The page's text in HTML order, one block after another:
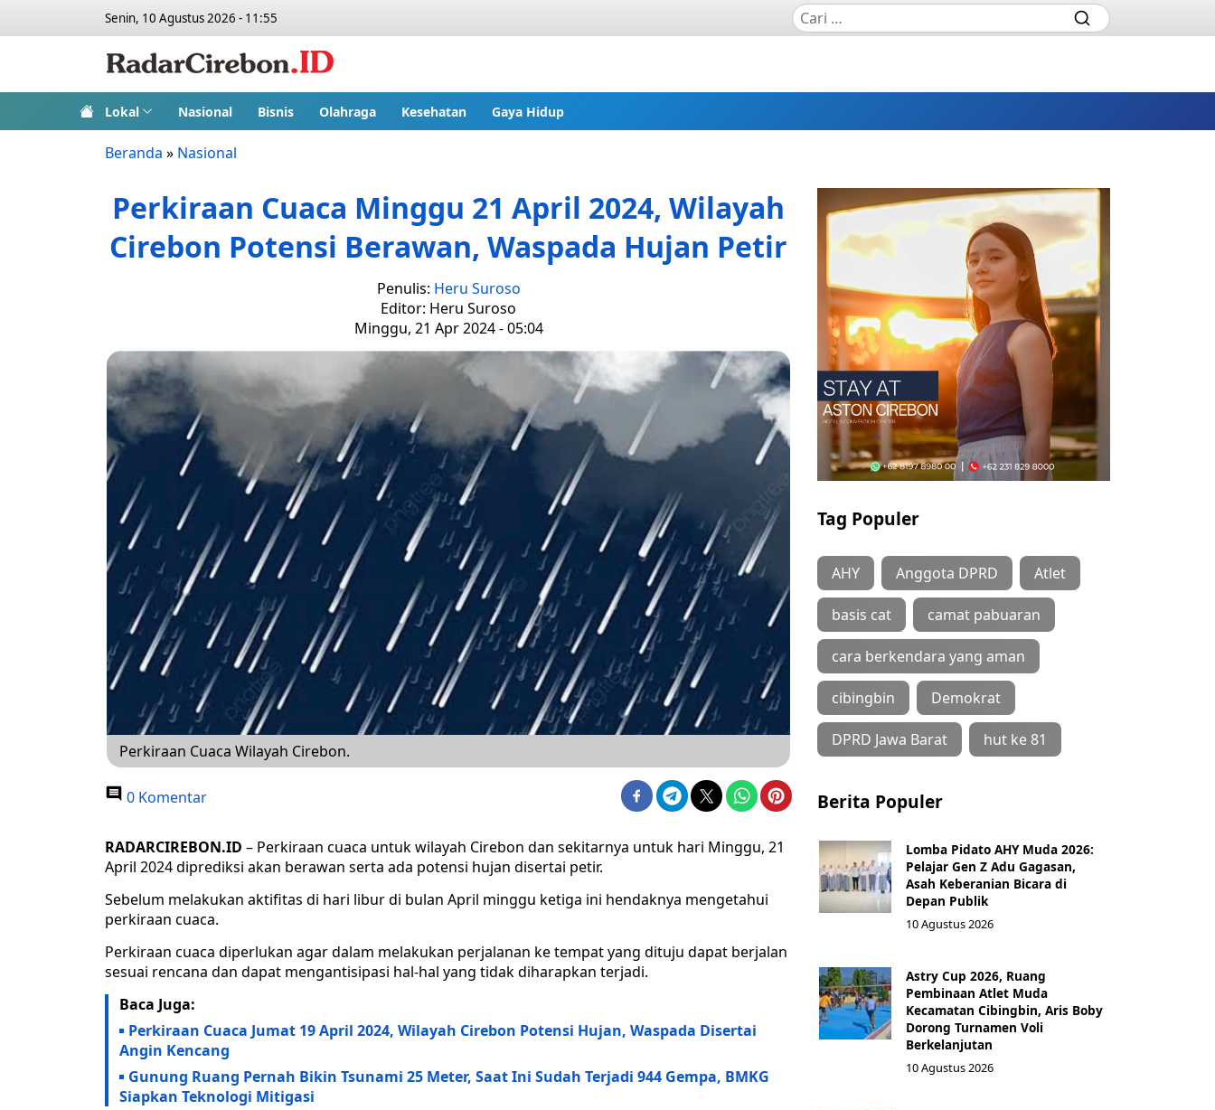
Senin, 10 Agustus 2026 - 11:55
Lokal Nasional Bisnis Olahraga Kesehatan Gaya Hidup
Beranda » Nasional
Perkiraan Cuaca Minggu 21 April 2024, Wilayah
Cirebon Potensi Berawan, Waspada Hujan Petir
Penulis: Heru Suroso
Editor: Heru Suroso
Minggu, 21 Apr 2024 - 05:04
Perkiraan Cuaca Wilayah Cirebon.
0 Komentar
RADARCIREBON.ID – Perkiraan cuaca untuk wilayah Cirebon dan sekitarnya untuk hari Minggu, 21
April 2024 diprediksi akan berawan serta ada potensi hujan disertai petir.
Sebelum melakukan aktifitas di hari libur di bulan April minggu ketiga ini hendaknya mengetahui
perkiraan cuaca.
Perkiraan cuaca diperlukan agar dalam melakukan perjalanan ke tempat yang dituju dapat berjalan
sesuai rencana dan dapat mengantisipasi hal-hal yang tidak diharapkan terjadi.
Baca Juga:
Perkiraan Cuaca Jumat 19 April 2024, Wilayah Cirebon Potensi Hujan, Waspada Disertai
Angin Kencang
Gunung Ruang Pernah Bikin Tsunami 25 Meter, Saat Ini Sudah Terjadi 944 Gempa, BMKG
Siapkan Teknologi Mitigasi
Tag Populer
AHY Anggota DPRD Atlet
basis cat camat pabuaran
cara berkendara yang aman
cibingbin Demokrat
DPRD Jawa Barat hut ke 81
Berita Populer
Lomba Pidato AHY Muda 2026:
Pelajar Gen Z Adu Gagasan,
Asah Keberanian Bicara di
Depan Publik
10 Agustus 2026
Astry Cup 2026, Ruang
Pembinaan Atlet Muda
Kecamatan Cibingbin, Aris Boby
Dorong Turnamen Voli
Berkelanjutan
10 Agustus 2026